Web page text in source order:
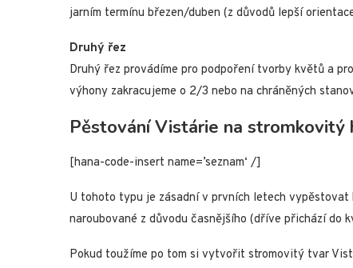
jarním termínu březen/duben (z důvodů lepší
Druhý řez
Druhý řez provádíme pro podpoření tvorby květů a
výhony zakracujeme o 2/3 nebo na chráněných
Pěstování Vistárie na stromkovitý
[hana-code-insert name=’seznam‘ /]
U tohoto typu je zásadní v prvních letech
naroubované z důvodu časnějšího (dříve přichází do
Pokud toužíme po tom si vytvořit stromovitý tvar